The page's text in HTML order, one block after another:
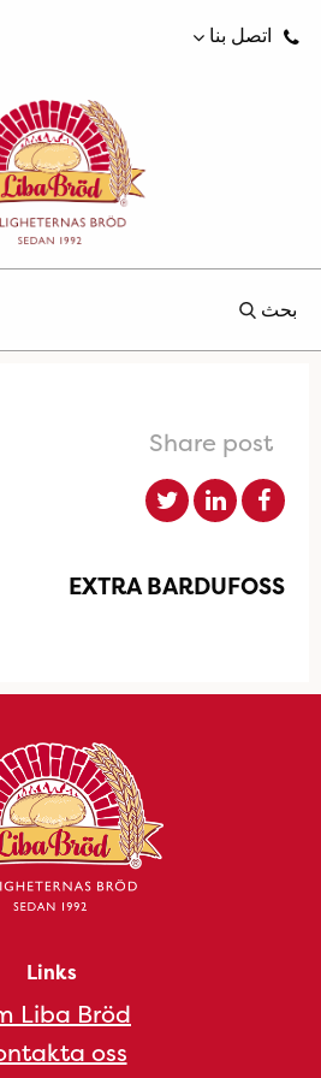
اتصل بنا
بحث
Share post
EXTRA BARDUFOSS
Links
Liba Bröd
oss